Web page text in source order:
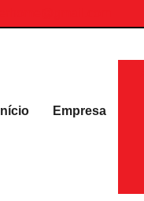
Início Empresa